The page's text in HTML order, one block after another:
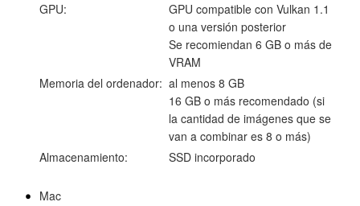
GPU:
GPU compatible con Vulkan 1.1
o una versión posterior
Se recomiendan 6 GB o más de
VRAM
Memoria del ordenador: al menos 8 GB
16 GB o más recomendado (si
la cantidad de imágenes que se
van a combinar es 8 o más)
Almacenamiento:
SSD incorporado
Mac